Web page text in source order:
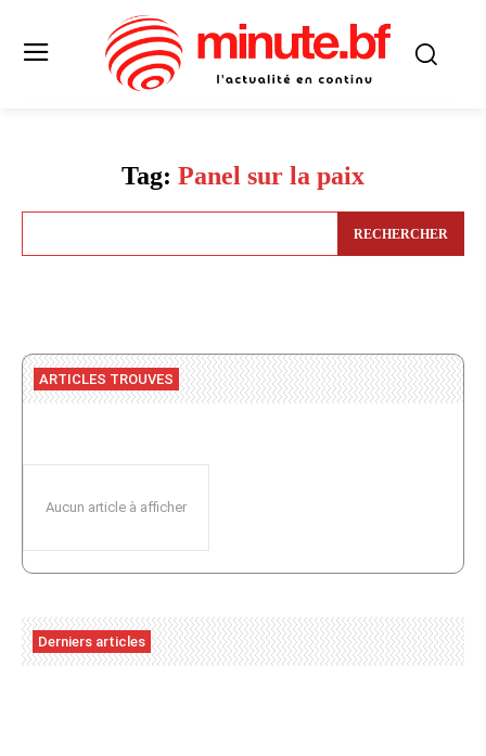
Tag: Panel sur la paix
RECHERCHER
ARTICLES TROUVES
Aucun article à afficher
Derniers articles